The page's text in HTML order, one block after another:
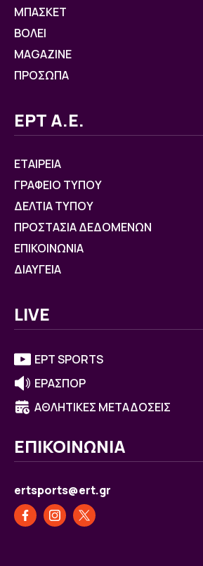
ΜΠΑΣΚΕΤ
ΒOΛΕΙ
MAGAZINE
ΠΡΟΣΩΠΑ
ΕΡΤ Α.Ε.
ΕΤΑΙΡΕΙΑ
ΓΡΑΦΕΙΟ ΤΥΠΟΥ
ΔΕΛΤΙΑ ΤΥΠΟΥ
ΠΡΟΣΤΑΣΙΑ ΔΕΔΟΜΕΝΩΝ
ΕΠΙΚΟΙΝΩΝΙΑ
ΔΙΑΥΓΕΙΑ
LIVE
ΕΡΤ SPORTS
ΕΡΑΣΠΟΡ
ΑΘΛΗΤΙΚΕΣ ΜΕΤΑΔΟΣΕΙΣ
ΕΠΙΚΟΙΝΩΝΙΑ
ertsports@ert.gr